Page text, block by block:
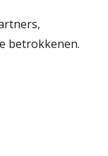
betrokkenen.